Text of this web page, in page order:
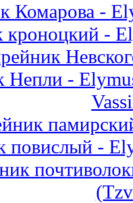
Комарова -
-
-
повислый -